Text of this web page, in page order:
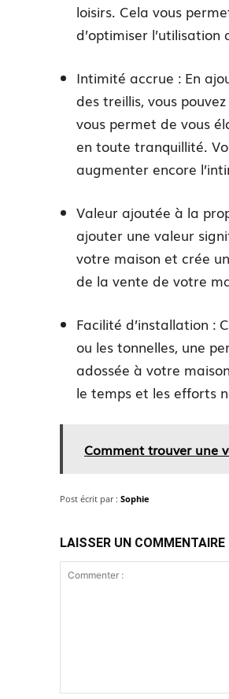
loisirs. Cela vous
d’optimiser
Intimité accrue : En
des treillis, vous
vous permet de vous
en toute tranquillité.
augmenter encore
Valeur ajoutée à la
ajouter une valeur
votre maison et crée
de la vente de votre
Facilité d’installation :
ou les tonnelles, une
adossée à votre
le temps et les efforts
Comment trouver une
Post écrit par : Sophie
LAISSER UN COMMENTAIRE